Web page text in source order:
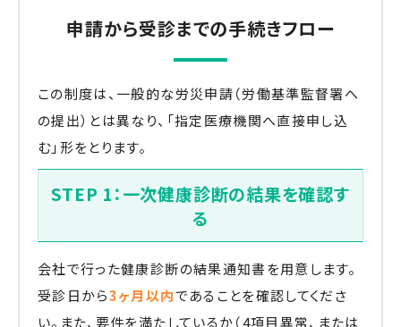
申請から受診までの手続きフロー
この制度は、一般的な労災申請（労働基準監督署へ
の提出）とは異なり、「指定医療機関へ直接申し込
む」形をとります。
STEP 1：一次健康診断の結果を確認す
る
会社で行った健康診断の結果通知書を用意します。
受診日から3ヶ月以内であることを確認してくださ
い。また、要件を満たしているか（4項目異常、または